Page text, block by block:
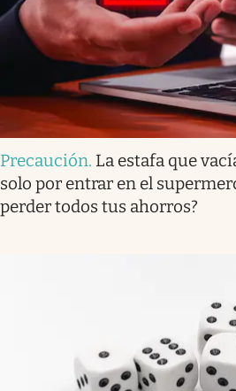
Precaución. La estafa que
solo por entrar en el
perder todos tus ahorros?